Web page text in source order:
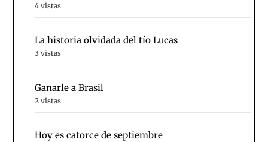
4 vistas
La historia olvidada del tío Lucas
3 vistas
Ganarle a Brasil
2 vistas
Hoy es catorce de septiembre